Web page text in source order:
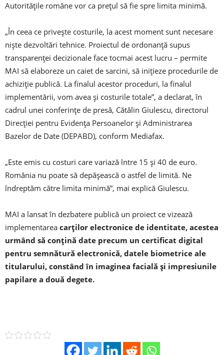
Autoritățile române vor ca prețul să fie spre limita minimă.
„În ceea ce privește costurile, la acest moment sunt necesare
niște dezvoltări tehnice. Proiectul de ordonanță supus
transparenței decizionale face tocmai acest lucru – permite
MAI să elaboreze un caiet de sarcini, să inițieze procedurile de
achiziție publică. La finalul acestor proceduri, la finalul
implementării, vom avea și costurile totale”, a declarat, în
cadrul unei conferințe de presă, Cătălin Giulescu, directorul
Direcției pentru Evidența Persoanelor și Administrarea
Bazelor de Date (DEPABD), conform Mediafax.
„Este emis cu costuri care variază între 15 și 40 de euro.
România nu poate să depășească o astfel de limită. Ne
îndreptăm către limita minimă”, mai explică Giulescu.
MAI a lansat în dezbatere publică un proiect ce vizează
implementarea carților electronice de identitate, acestea
urmând să conțină date precum un certificat digital
pentru semnătură electronică, datele biometrice ale
titularului, constând în imaginea facială şi impresiunile
papilare a două degete.